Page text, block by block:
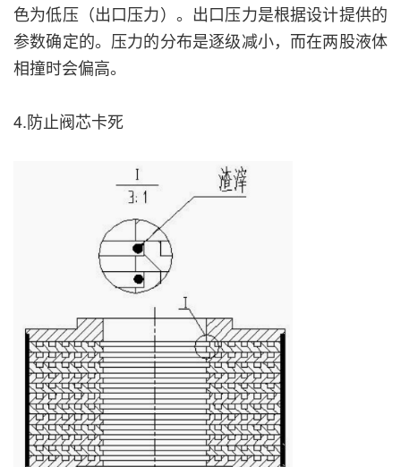
色为低压（出口压力）。出口压力是根据设计提供的
参数确定的。压力的分布是逐级减小，而在两股液体
相撞时会偏高。
4.防止阀芯卡死